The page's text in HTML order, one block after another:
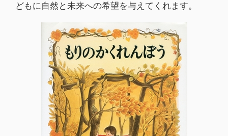
どもに自然と未来への希望を与えてくれます。